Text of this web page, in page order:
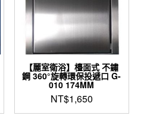
【麗室衛浴】檯面式 不鏽
鋼 360°旋轉環保投遞口 G-
010 174MM
NT$1,650